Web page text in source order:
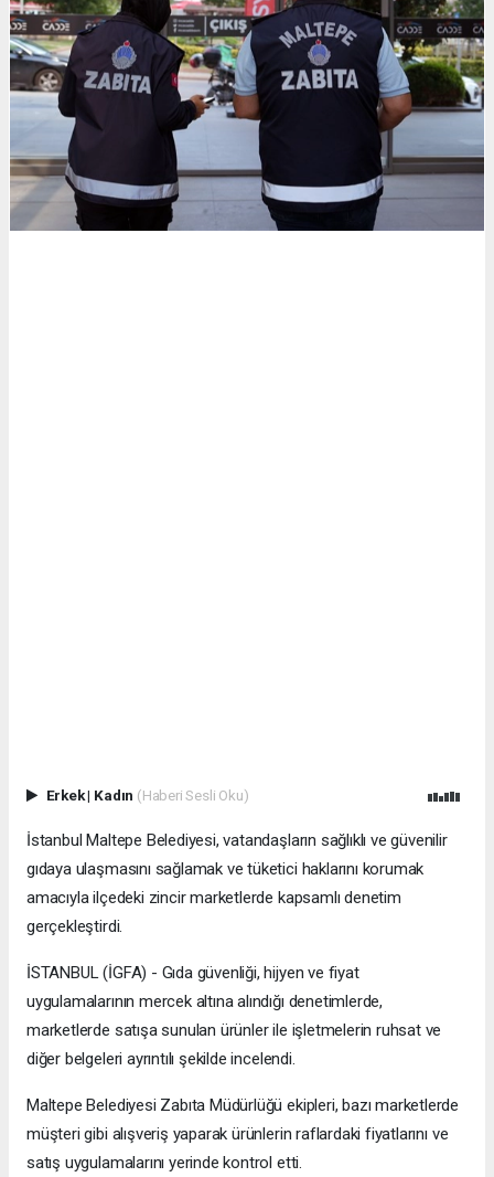
Erkek| Kadın (Haberi Sesli Oku)
İstanbul Maltepe Belediyesi, vatandaşların sağlıklı ve güvenilir
gıdaya ulaşmasını sağlamak ve tüketici haklarını korumak
amacıyla ilçedeki zincir marketlerde kapsamlı denetim
gerçekleştirdi.
İSTANBUL (İGFA) - Gıda güvenliği, hijyen ve fiyat
uygulamalarının mercek altına alındığı denetimlerde,
marketlerde satışa sunulan ürünler ile işletmelerin ruhsat ve
diğer belgeleri ayrıntılı şekilde incelendi.
Maltepe Belediyesi Zabıta Müdürlüğü ekipleri, bazı marketlerde
müşteri gibi alışveriş yaparak ürünlerin raflardaki fiyatlarını ve
satış uygulamalarını yerinde kontrol etti.